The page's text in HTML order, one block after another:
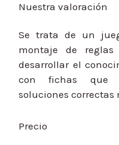
Nuestra valoración
Se trata de un
montaje de
desarrollar el
con fichas que
soluciones correctas
Precio